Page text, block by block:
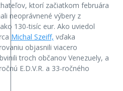
ktorí začiatkom februára
neoprávnené výbery z
130-tisíc eur. Ako uviedol
Michal Szeiff, vďaka
objasnili viacero
troch občanov Venezuely, a
E.D.V.R. a 33-ročného